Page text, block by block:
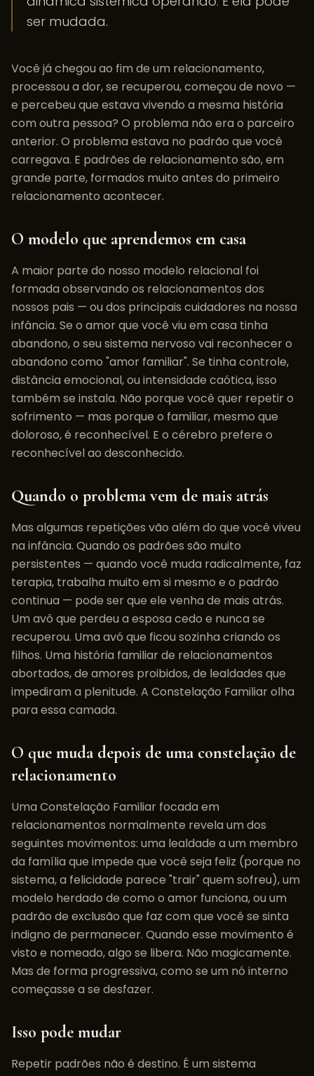
ser mudada.
Você já chegou ao fim de um relacionamento,
processou a dor, se recuperou, começou de novo —
e percebeu que estava vivendo a mesma história
com outra pessoa? O problema não era o parceiro
anterior. O problema estava no padrão que você
carregava. E padrões de relacionamento são, em
grande parte, formados muito antes do primeiro
relacionamento acontecer.
O modelo que aprendemos em casa
A maior parte do nosso modelo relacional foi
formada observando os relacionamentos dos
nossos pais — ou dos principais cuidadores na nossa
infância. Se o amor que você viu em casa tinha
abandono, o seu sistema nervoso vai reconhecer o
abandono como "amor familiar". Se tinha controle,
distância emocional, ou intensidade caótica, isso
também se instala. Não porque você quer repetir o
sofrimento — mas porque o familiar, mesmo que
doloroso, é reconhecível. E o cérebro prefere o
reconhecível ao desconhecido.
Quando o problema vem de mais atrás
Mas algumas repetições vão além do que você viveu
na infância. Quando os padrões são muito
persistentes — quando você muda radicalmente, faz
terapia, trabalha muito em si mesmo e o padrão
continua — pode ser que ele venha de mais atrás.
Um avô que perdeu a esposa cedo e nunca se
recuperou. Uma avó que ficou sozinha criando os
filhos. Uma história familiar de relacionamentos
abortados, de amores proibidos, de lealdades que
impediram a plenitude. A Constelação Familiar olha
para essa camada.
O que muda depois de uma constelação de
relacionamento
Uma Constelação Familiar focada em
relacionamentos normalmente revela um dos
seguintes movimentos: uma lealdade a um membro
da família que impede que você seja feliz (porque no
sistema, a felicidade parece "trair" quem sofreu), um
modelo herdado de como o amor funciona, ou um
padrão de exclusão que faz com que você se sinta
indigno de permanecer. Quando esse movimento é
visto e nomeado, algo se libera. Não magicamente.
Mas de forma progressiva, como se um nó interno
começasse a se desfazer.
Isso pode mudar
Repetir padrões não é destino. É um sistema